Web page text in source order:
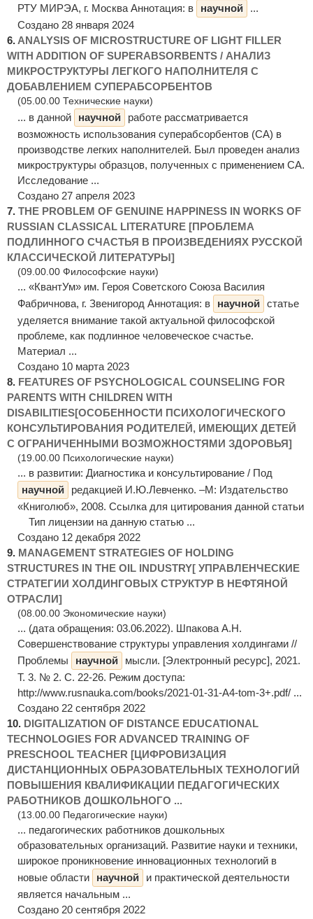
РТУ МИРЭА, г. Москва Аннотация: в
научной
...
Создано 28 января 2024
6. ANALYSIS OF MICROSTRUCTURE OF LIGHT FILLER
WITH ADDITION OF SUPERABSORBENTS / АНАЛИЗ
МИКРОСТРУКТУРЫ ЛЕГКОГО НАПОЛНИТЕЛЯ С
ДОБАВЛЕНИЕМ СУПЕРАБСОРБЕНТОВ
(05.00.00 Технические науки)
... в данной научной
работе рассматривается
возможность использования суперабсорбентов (СА) в
производстве легких наполнителей. Был проведен анализ
микроструктуры образцов, полученных с применением СА.
Исследование ...
Создано 27 апреля 2023
7. THE PROBLEM OF GENUINE HAPPINESS IN WORKS OF
RUSSIAN CLASSICAL LITERATURE [ПРОБЛЕМА
ПОДЛИННОГО СЧАСТЬЯ В ПРОИЗВЕДЕНИЯХ РУССКОЙ
КЛАССИЧЕСКОЙ ЛИТЕРАТУРЫ]
(09.00.00 Философские науки)
... «КвантУм» им. Героя Советского Союза Василия
Фабричнова, г. Звенигород Аннотация: в
научной статье
уделяется внимание такой актуальной философской
проблеме, как подлинное человеческое счастье.
Материал ...
Создано 10 марта 2023
8. FEATURES OF PSYCHOLOGICAL COUNSELING FOR
PARENTS WITH CHILDREN WITH
DISABILITIES[ОСОБЕННОСТИ ПСИХОЛОГИЧЕСКОГО
КОНСУЛЬТИРОВАНИЯ РОДИТЕЛЕЙ, ИМЕЮЩИХ ДЕТЕЙ
С ОГРАНИЧЕННЫМИ ВОЗМОЖНОСТЯМИ ЗДОРОВЬЯ]
(19.00.00 Психологические науки)
... в развитии: Диагностика и консультирование / Под
научной
редакцией И.Ю.Левченко. –М: Издательство
«Книголюб», 2008. Ссылка для цитирования данной статьи
Тип лицензии на данную статью ...
Создано 12 декабря 2022
9. MANAGEMENT STRATEGIES OF HOLDING
STRUCTURES IN THE OIL INDUSTRY[ УПРАВЛЕНЧЕСКИЕ
СТРАТЕГИИ ХОЛДИНГОВЫХ СТРУКТУР В НЕФТЯНОЙ
ОТРАСЛИ]
(08.00.00 Экономические науки)
... (дата обращения: 03.06.2022). Шпакова А.Н.
Совершенствование структуры управления холдингами //
Проблемы
научной
мысли. [Электронный ресурс], 2021.
Т. 3. № 2. С. 22-26. Режим доступа:
http://www.rusnauka.com/books/2021-01-31-A4-tom-3+.pdf/ ...
Создано 22 сентября 2022
10. DIGITALIZATION OF DISTANCE EDUCATIONAL
TECHNOLOGIES FOR ADVANCED TRAINING OF
PRESCHOOL TEACHER [ЦИФРОВИЗАЦИЯ
ДИСТАНЦИОННЫХ ОБРАЗОВАТЕЛЬНЫХ ТЕХНОЛОГИЙ
ПОВЫШЕНИЯ КВАЛИФИКАЦИИ ПЕДАГОГИЧЕСКИХ
РАБОТНИКОВ ДОШКОЛЬНОГО ...
(13.00.00 Педагогические науки)
... педагогических работников дошкольных
образовательных организаций. Развитие науки и техники,
широкое проникновение инновационных технологий в
новые области
научной
и практической деятельности
является начальным ...
Создано 20 сентября 2022